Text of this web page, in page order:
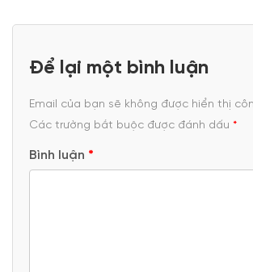
Để lại một bình luận
Email của bạn sẽ không được hiển thị
Các trường bắt buộc được đánh dấu *
Bình luận *